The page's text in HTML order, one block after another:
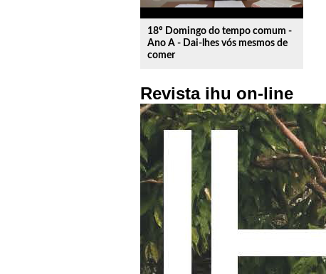
18º Domingo do tempo comum -
Ano A - Dai-lhes vós mesmos de
comer
Revista ihu on-line